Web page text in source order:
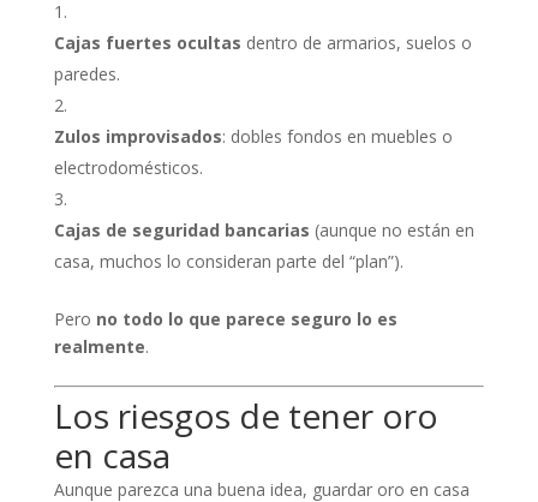
Cajas fuertes ocultas dentro de armarios, suelos o
paredes.
Zulos improvisados: dobles fondos en muebles o
electrodomésticos.
Cajas de seguridad bancarias (aunque no están en
casa, muchos lo consideran parte del “plan”).
Pero no todo lo que parece seguro lo es
realmente.
Los riesgos de tener oro
en casa
Aunque parezca una buena idea, guardar oro en casa